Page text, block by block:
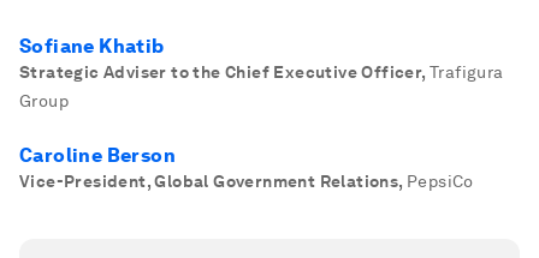
Sofiane Khatib
Strategic Adviser to the Chief Executive Officer, Trafigura
Group
Caroline Berson
Vice-President, Global Government Relations, PepsiCo